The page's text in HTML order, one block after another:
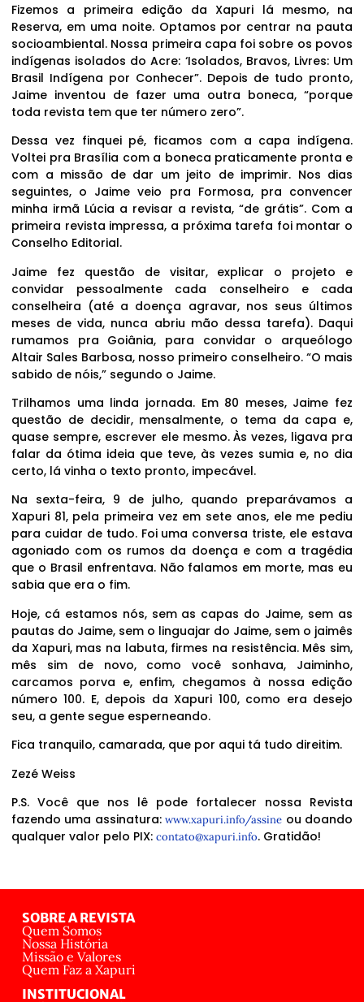
Fizemos a primeira edição da Xapuri lá mesmo, na
Reserva, em uma noite. Optamos por centrar na pauta
socioambiental. Nossa primeira capa foi sobre os povos
indígenas isolados do Acre: ‘Isolados, Bravos, Livres: Um
Brasil Indígena por Conhecer”. Depois de tudo pronto,
Jaime inventou de fazer uma outra boneca, “porque
toda revista tem que ter número zero”.
Dessa vez finquei pé, ficamos com a capa indígena.
Voltei pra Brasília com a boneca praticamente pronta e
com a missão de dar um jeito de imprimir. Nos dias
seguintes, o Jaime veio pra Formosa, pra convencer
minha irmã Lúcia a revisar a revista, “de grátis”. Com a
primeira revista impressa, a próxima tarefa foi montar o
Conselho Editorial.
Jaime fez questão de visitar, explicar o projeto e
convidar pessoalmente cada conselheiro e cada
conselheira (até a doença agravar, nos seus últimos
meses de vida, nunca abriu mão dessa tarefa). Daqui
rumamos pra Goiânia, para convidar o arqueólogo
Altair Sales Barbosa, nosso primeiro conselheiro. “O mais
sabido de nóis,” segundo o Jaime.
Trilhamos uma linda jornada. Em 80 meses, Jaime fez
questão de decidir, mensalmente, o tema da capa e,
quase sempre, escrever ele mesmo. Às vezes, ligava pra
falar da ótima ideia que teve, às vezes sumia e, no dia
certo, lá vinha o texto pronto, impecável.
Na sexta-feira, 9 de julho, quando preparávamos a
Xapuri 81, pela primeira vez em sete anos, ele me pediu
para cuidar de tudo. Foi uma conversa triste, ele estava
agoniado com os rumos da doença e com a tragédia
que o Brasil enfrentava. Não falamos em morte, mas eu
sabia que era o fim.
Hoje, cá estamos nós, sem as capas do Jaime, sem as
pautas do Jaime, sem o linguajar do Jaime, sem o jaimês
da Xapuri, mas na labuta, firmes na resistência. Mês sim,
mês sim de novo, como você sonhava, Jaiminho,
carcamos porva e, enfim, chegamos à nossa edição
número 100. E, depois da Xapuri 100, como era desejo
seu, a gente segue esperneando.
Fica tranquilo, camarada, que por aqui tá tudo direitim.
Zezé Weiss
P.S. Você que nos lê pode fortalecer nossa Revista
fazendo uma assinatura:www.xapuri.info/assine ou doando
qualquer valor pelo PIX: contato@xapuri.info. Gratidão!
SOBRE A REVISTA
Quem Somos
Nossa História
Missão e Valores
Quem Faz a Xapuri
INSTITUCIONAL